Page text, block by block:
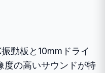
動板と10mmドライ
度の高いサウンドが特